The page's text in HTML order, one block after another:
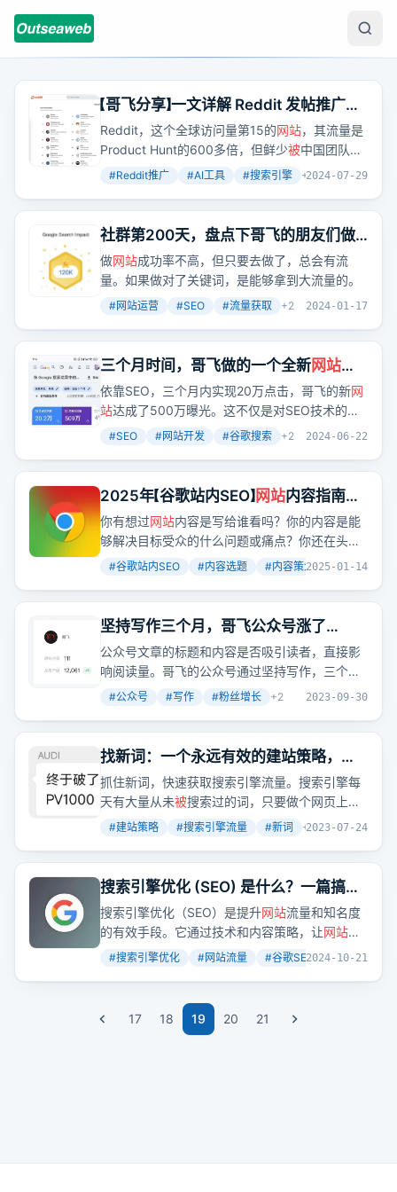
【哥飞分享】一文详解 Reddit 发帖推广经
验与教训
Reddit，这个全球访问量第15的网站，其流量是
Product Hunt的600多倍，但鲜少被中国团队作
为出海产品推广的战场。阿晓分享了他专为AI工
了Reddit推广的难点与策略。
#Reddit推广 #AI工具 #搜索引擎 +2
2024-07-29
社群第200天，盘点下哥飞的朋友们做
的部分网站流量
做网站成功率不高，但只要去做了，总会有流
量。如果做对了关键词，是能够拿到大流量的。
#网站运营 #SEO #流量获取 +2 2024-01-17
三个月时间，哥飞做的一个全新网站，
依靠SEO，20万点击达成
依靠SEO，三个月内实现20万点击，哥飞的新网
站达成了500万曝光。这不仅是对SEO技术的一
次成功验证，更是对SEO在谷歌生态中重要性的
#SEO #网站开发 #谷歌搜索 +2 2024-06-22
2025年【谷歌站内SEO】 网站内容指南，
教你策划好"内容选题"！
你有想过网站内容是写给谁看吗？你的内容是能
够解决目标受众的什么问题或痛点？你还在头痛
呢该怎么选题？我们将在这里教你如何策划好“内
然流量来提升SEO排名！
#谷歌站内SEO #内容选题 #内容策划 + 5
2025-01-14
坚持写作三个月，哥飞公众号涨了
6000+关注；社群朋友9月份新上的网
站从谷歌获得了1万个点击。
公众号文章的标题和内容是否吸引读者，直接影
响阅读量。哥飞的公众号通过坚持写作，三个月
内粉丝数大幅增长，同时社群中的朋友通过SEO
#公众号 #写作 #粉丝增长 +2 2023-09-30
找新词：一个永远有效的建站策略，让
你快速拿到搜索引擎流量
抓住新词，快速获取搜索引擎流量。搜索引擎每
天有大量从未被搜索过的词，只要做个网页上
去，被收录了，就能排名第一。
#建站策略 #搜索引擎流量 #新词 +2
2023-07-24
搜索引擎优化 (SEO) 是什么？一篇搞懂
谷歌SEO 基础观念
搜索引擎优化（SEO）是提升网站流量和知名度
的有效手段。它通过技术和内容策略，让网站更
容易被搜索引擎收录并排名靠前。但SEO并非一
#搜索引擎优化 #网站流量 #谷歌SEO +2
2024-10-21
17 18 19 20 21